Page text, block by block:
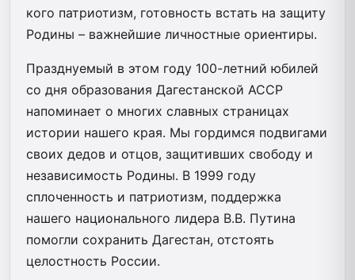
кого патриотизм, готовность встать на защиту
Родины – важнейшие личностные ориентиры.
Празднуемый в этом году 100-летний юбилей
со дня образования Дагестанской АССР
напоминает о многих славных страницах
истории нашего края. Мы гордимся подвигами
своих дедов и отцов, защитивших свободу и
независимость Родины. В 1999 году
сплоченность и патриотизм, поддержка
нашего национального лидера В.В. Путина
помогли сохранить Дагестан, отстоять
целостность России.